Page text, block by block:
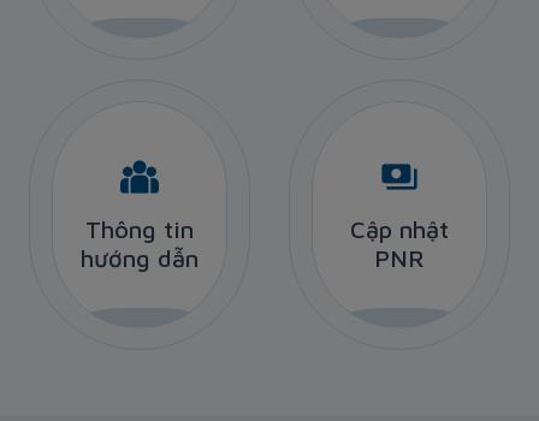
Thông tin
hướng dẫn
Thông tin
hướng dẫn
Cập nhật
PNR
Cập nhật
PNR